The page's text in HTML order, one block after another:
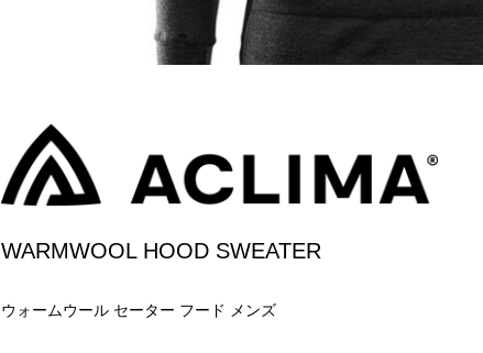
WARMWOOL HOOD SWEATER
ウォームウール セーター フード メンズ